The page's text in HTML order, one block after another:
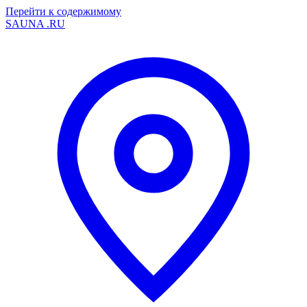
Перейти к содержимому
SAUNA .RU